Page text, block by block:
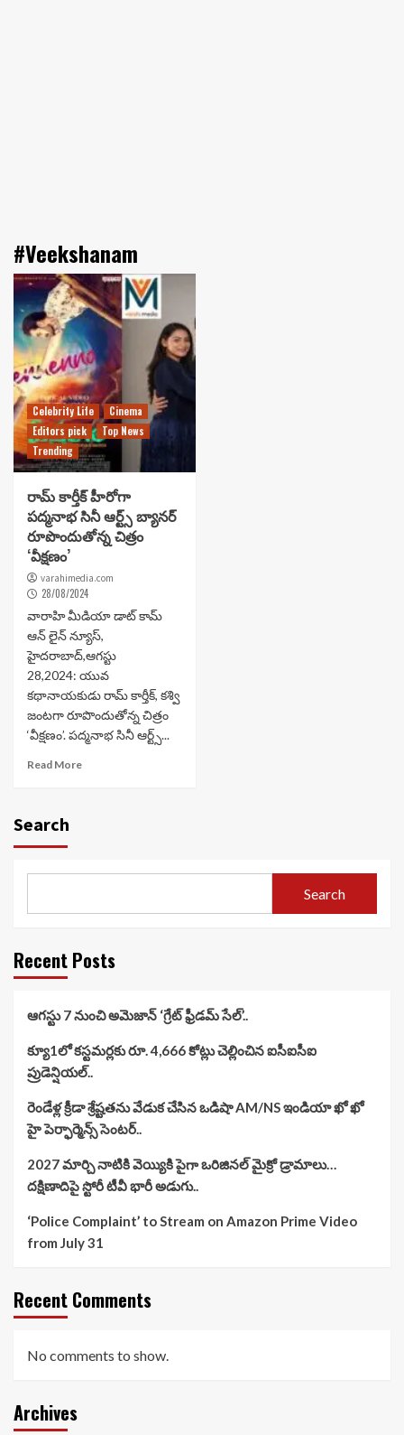
#Veekshanam
Celebrity Life
Cinema
Editors pick
Top News
Trending
రామ్ కార్తీక్ హీరోగా
ప‌ద్మ‌నాభ సినీ ఆర్ట్స్ బ్యాన‌ర్
రూపొందుతోన్న చిత్రం
‘వీక్ష‌ణం’
varahimedia.com
28/08/2024
వారాహి మీడియా డాట్ కామ్
ఆన్ లైన్ న్యూస్,
హైదరాబాద్,ఆగస్టు
28,2024: యువ
క‌థానాయ‌కుడు రామ్ కార్తీక్, క‌శ్వి
జంట‌గా రూపొందుతోన్న చిత్రం
‘వీక్ష‌ణం’. ప‌ద్మ‌నాభ సినీ ఆర్ట్స్...
Read More
Search
Search
Recent Posts
ఆగస్టు 7 నుంచి అమెజాన్ ‘గ్రేట్ ఫ్రీడమ్ సేల్’..
క్యూ1లో కస్టమర్లకు రూ. 4,666 కోట్లు చెల్లించిన ఐసీఐసీఐ
ప్రుడెన్షియల్..
రెండేళ్ల క్రీడా శ్రేష్టతను వేడుక చేసిన ఒడిషా AM/NS ఇండియా ఖో ఖో
హై పెర్ఫార్మెన్స్ సెంటర్..
2027 మార్చి నాటికి వెయ్యికి పైగా ఒరిజినల్ మైక్రో డ్రామాలు…
దక్షిణాదిపై స్టోరీ టీవీ భారీ అడుగు..
‘Police Complaint’ to Stream on Amazon Prime Video
from July 31
Recent Comments
No comments to show.
Archives